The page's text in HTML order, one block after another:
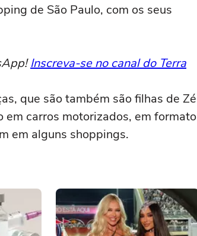
de São Paulo, com os seus
Inscreva-se no canal do Terra
que são também são filhas de Zé
carros motorizados, em formato
em alguns shoppings.